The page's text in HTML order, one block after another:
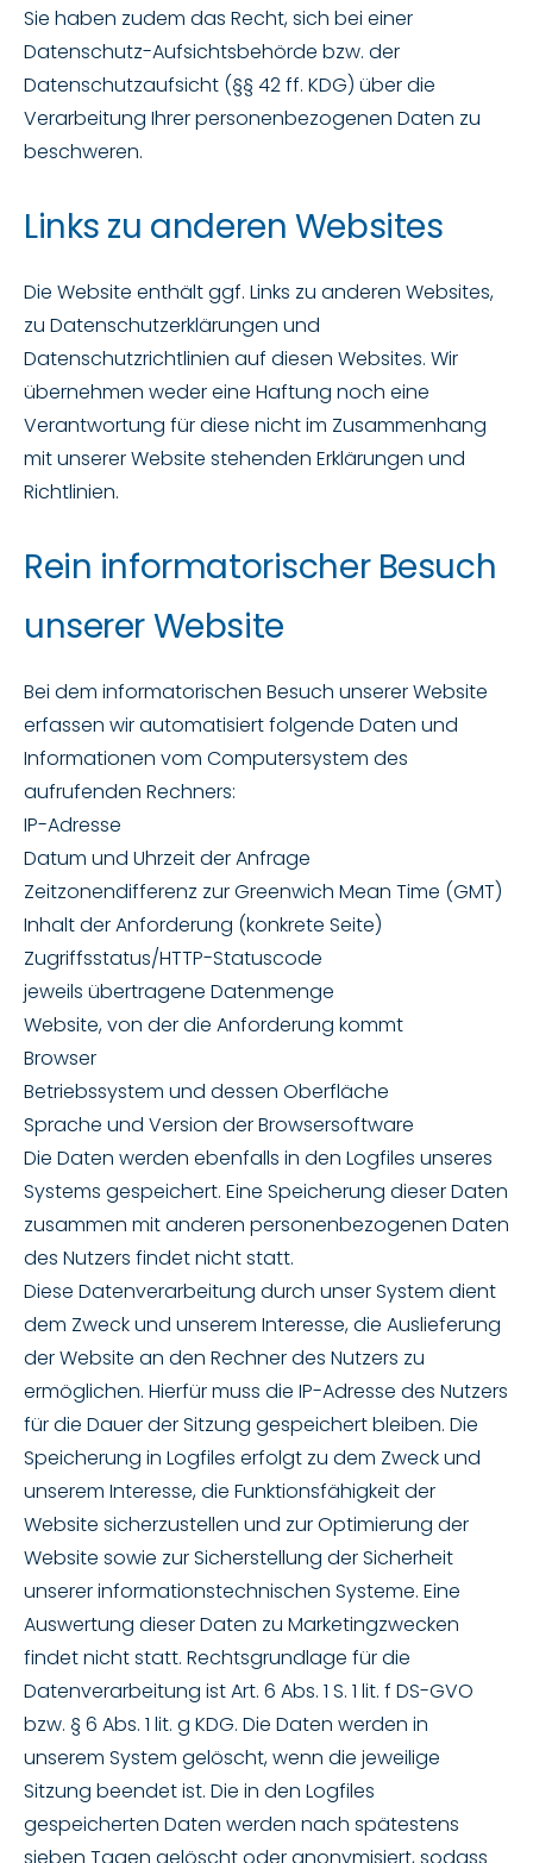
Sie haben zudem das Recht, sich bei einer
Datenschutz-Aufsichtsbehörde bzw. der
Datenschutzaufsicht (§§ 42 ff. KDG) über die
Verarbeitung Ihrer personenbezogenen Daten zu
beschweren.
Links zu anderen Websites
Die Website enthält ggf. Links zu anderen Websites,
zu Datenschutzerklärungen und
Datenschutzrichtlinien auf diesen Websites. Wir
übernehmen weder eine Haftung noch eine
Verantwortung für diese nicht im Zusammenhang
mit unserer Website stehenden Erklärungen und
Richtlinien.
Rein informatorischer Besuch
unserer Website
Bei dem informatorischen Besuch unserer Website
erfassen wir automatisiert folgende Daten und
Informationen vom Computersystem des
aufrufenden Rechners:
IP-Adresse
Datum und Uhrzeit der Anfrage
Zeitzonendifferenz zur Greenwich Mean Time (GMT)
Inhalt der Anforderung (konkrete Seite)
Zugriffsstatus/HTTP-Statuscode
jeweils übertragene Datenmenge
Website, von der die Anforderung kommt
Browser
Betriebssystem und dessen Oberfläche
Sprache und Version der Browsersoftware
Die Daten werden ebenfalls in den Logfiles unseres
Systems gespeichert. Eine Speicherung dieser Daten
zusammen mit anderen personenbezogenen Daten
des Nutzers findet nicht statt.
Diese Datenverarbeitung durch unser System dient
dem Zweck und unserem Interesse, die Auslieferung
der Website an den Rechner des Nutzers zu
ermöglichen. Hierfür muss die IP-Adresse des Nutzers
für die Dauer der Sitzung gespeichert bleiben. Die
Speicherung in Logfiles erfolgt zu dem Zweck und
unserem Interesse, die Funktionsfähigkeit der
Website sicherzustellen und zur Optimierung der
Website sowie zur Sicherstellung der Sicherheit
unserer informationstechnischen Systeme. Eine
Auswertung dieser Daten zu Marketingzwecken
findet nicht statt. Rechtsgrundlage für die
Datenverarbeitung ist Art. 6 Abs. 1 S. 1 lit. f DS-GVO
bzw. § 6 Abs. 1 lit. g KDG. Die Daten werden in
unserem System gelöscht, wenn die jeweilige
Sitzung beendet ist. Die in den Logfiles
gespeicherten Daten werden nach spätestens
sieben Tagen gelöscht oder anonymisiert, sodass